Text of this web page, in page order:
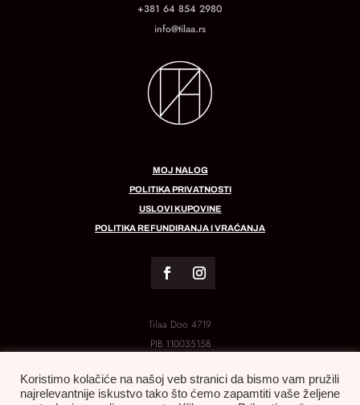
+381 64 854 2980
info@tilaa.rs
MOJ NALOG
POLITIKA PRIVATNOSTI
USLOVI KUPOVINE
POLITIKA REFUNDIRANJA I VRAĆANJA
Tilaa Doo 4719
PIB 110035158
Koristimo kolačiće na našoj veb stranici da bismo vam pružili
najrelevantnije iskustvo tako što ćemo zapamtiti vaše željene